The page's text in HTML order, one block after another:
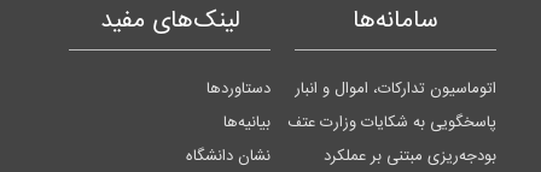
سامانه‌ها
اتوماسیون تدارکات، اموال و انبار
پاسخگویی به شکایات وزارت عتف
بودجه‌ریزی مبتنی بر عملکرد
لینک‌های مفید
دستاوردها
بیانیه‌ها
نشان دانشگاه